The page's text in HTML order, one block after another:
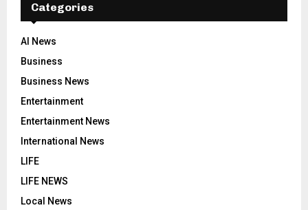
Categories
AI News
Business
Business News
Entertainment
Entertainment News
International News
LIFE
LIFE NEWS
Local News